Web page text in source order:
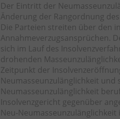
Der Eintritt der
Änderung der Rangordnung des
Die Parteien streiten über den
Annahmeverzugsansprüchen.
sich im Lauf des
drohenden
Zeitpunkt der
Neumasseunzulänglichkeit und
Neumasseunzulänglichkeit
Insolvenzgericht gegenüber
Neu-